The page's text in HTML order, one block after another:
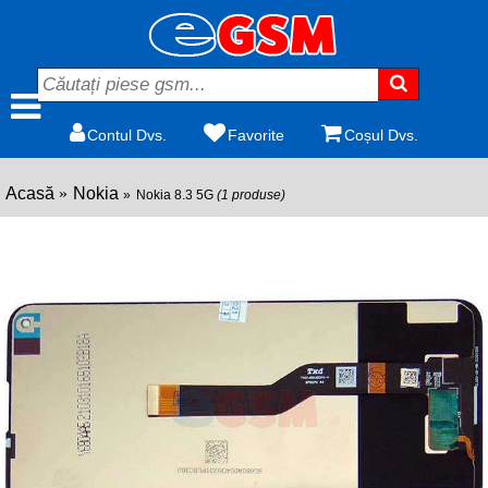
Contul Dvs. Favorite Coșul Dvs.
Acasă Nokia Nokia 8.3 5G (1 produse)